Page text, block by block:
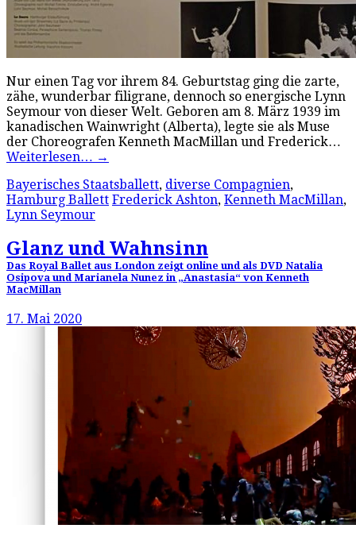
Nur einen Tag vor ihrem 84. Geburtstag ging die zarte,
zähe, wunderbar filigrane, dennoch so energische Lynn
Seymour von dieser Welt. Geboren am 8. März 1939 im
kanadischen Wainwright (Alberta), legte sie als Muse
der Choreografen Kenneth MacMillan und Frederick…
Weiterlesen… →
Bayerisches Staatsballett, diverse Compagnien,
Hamburg Ballett Frederick Ashton, Kenneth MacMillan,
Lynn Seymour
Glanz und Wahnsinn
Das Royal Ballet aus London zeigt online und als DVD Natalia
Osipova und Marianela Nunez in „Anastasia“ von Kenneth
MacMillan
17. Mai 2020